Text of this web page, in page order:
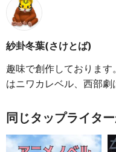
紗卦冬葉(さけとば)
趣味で創作しておりま
はニワカレベル、西部劇
同じタップライタ